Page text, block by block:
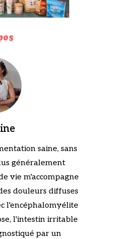
saine, sans
généralement
vie m'accompagne
douleurs diffuses
l'encéphalomyélite
l'intestin irritable
par un